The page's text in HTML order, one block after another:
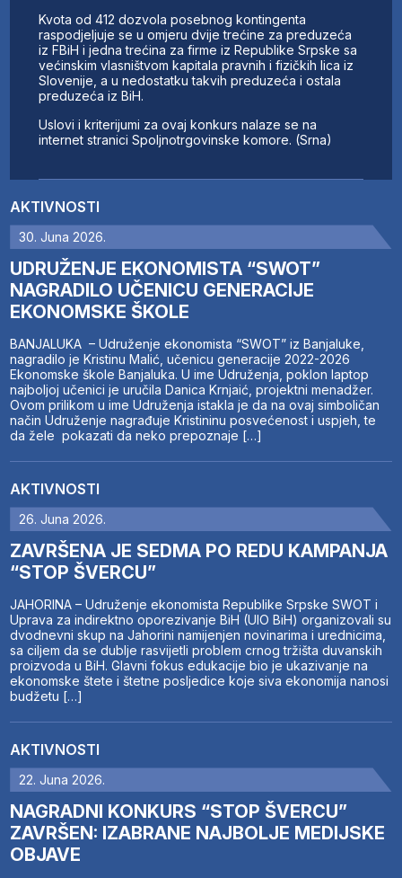
AKTIVNOSTI
30. Juna 2026.
UDRUŽENJE EKONOMISTA “SWOT”
NAGRADILO UČENICU GENERACIJE
EKONOMSKE ŠKOLE
BANJALUKA – Udruženje ekonomista “SWOT” iz Banjaluke,
nagradilo je Kristinu Malić, učenicu generacije 2022-2026
Ekonomske škole Banjaluka. U ime Udruženja, poklon laptop
najboljoj učenici je uručila Danica Krnjaić, projektni menadžer.
Ovom prilikom u ime Udruženja istakla je da na ovaj simboličan
način Udruženje nagrađuje Kristininu posvećenost i uspjeh, te
da žele pokazati da neko prepoznaje […]
AKTIVNOSTI
26. Juna 2026.
ZAVRŠENA JE SEDMA PO REDU KAMPANJA
“STOP ŠVERCU”
JAHORINA – Udruženje ekonomista Republike Srpske SWOT i
Uprava za indirektno oporezivanje BiH (UIO BiH) organizovali su
dvodnevni skup na Jahorini namijenjen novinarima i urednicima,
sa ciljem da se dublje rasvijetli problem crnog tržišta duvanskih
proizvoda u BiH. Glavni fokus edukacije bio je ukazivanje na
ekonomske štete i štetne posljedice koje siva ekonomija nanosi
budžetu […]
AKTIVNOSTI
22. Juna 2026.
NAGRADNI KONKURS “STOP ŠVERCU”
ZAVRŠEN: IZABRANE NAJBOLJE MEDIJSKE
OBJAVE
Kvota od 412 dozvola posebnog kontingenta
raspodjeljuje se u omjeru dvije trećine za preduzeća
iz FBiH i jedna trećina za firme iz Republike Srpske sa
većinskim vlasništvom kapitala pravnih i fizičkih lica iz
Slovenije, a u nedostatku takvih preduzeća i ostala
preduzeća iz BiH.
Uslovi i kriterijumi za ovaj konkurs nalaze se na
internet stranici Spoljnotrgovinske komore. (Srna)